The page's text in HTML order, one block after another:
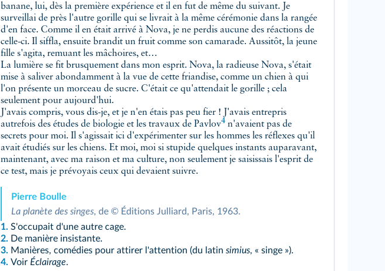
banane, lui, dès la première expérience et il en fut de même du suivant. Je
surveillai de près l'autre gorille qui se livrait à la même cérémonie dans la rangée
d'en face. Comme il en était arrivé à Nova, je ne perdis aucune des réactions de
celle-ci. Il siffla, ensuite brandit un fruit comme son camarade. Aussitôt, la jeune
fille s'agita, remuant les mâchoires, et…
La lumière se fit brusquement dans mon esprit. Nova, la radieuse Nova, s'était
mise à saliver abondamment à la vue de cette friandise, comme un chien à qui
l'on présente un morceau de sucre. C'était ce qu'attendait le gorille ; cela
seulement pour aujourd'hui.
J'avais compris, vous dis-je, et je n'en étais pas peu fier ! J'avais entrepris
autrefois des études de biologie et les travaux de Pavlov4 n'avaient pas de
secrets pour moi. Il s'agissait ici d'expérimenter sur les hommes les réflexes qu'il
avait étudiés sur les chiens. Et moi, moi si stupide quelques instants auparavant,
maintenant, avec ma raison et ma culture, non seulement je saisissais l'esprit de
ce test, mais je prévoyais ceux qui devaient suivre.
Pierre Boulle
La planète des singes, de © Éditions Julliard, Paris, 1963.
1. S'occupait d'une autre cage.
2. De manière insistante.
3. Manières, comédies pour attirer l'attention (du latin simius, « singe »).
4. Voir Éclairage.